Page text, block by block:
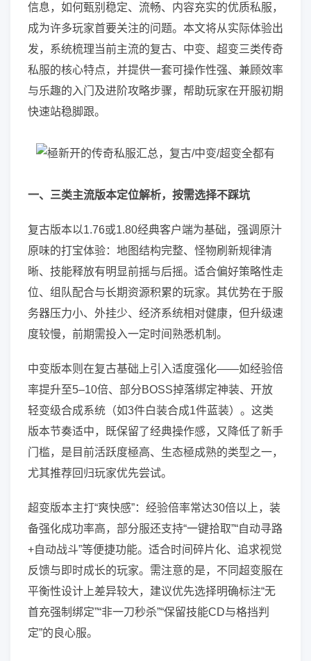
信息，如何甄别稳定、流畅、内容充实的优质私服，
成为许多玩家首要关注的问题。本文将从实际体验出
发，系统梳理当前主流的复古、中变、超变三类传奇
私服的核心特点，并提供一套可操作性强、兼顾效率
与乐趣的入门及进阶攻略步骤，帮助玩家在开服初期
快速站稳脚跟。
一、三类主流版本定位解析，按需选择不踩坑
复古版本以1.76或1.80经典客户端为基础，强调原汁
原味的打宝体验：地图结构完整、怪物刷新规律清
晰、技能释放有明显前摇与后摇。适合偏好策略性走
位、组队配合与长期资源积累的玩家。其优势在于服
务器压力小、外挂少、经济系统相对健康，但升级速
度较慢，前期需投入一定时间熟悉机制。
中变版本则在复古基础上引入适度强化——如经验倍
率提升至5–10倍、部分BOSS掉落绑定神装、开放
轻变级合成系统（如3件白装合成1件蓝装）。这类
版本节奏适中，既保留了经典操作感，又降低了新手
门槛，是目前活跃度極高、生态極成熟的类型之一，
尤其推荐回归玩家优先尝试。
超变版本主打“爽快感”：经验倍率常达30倍以上，装
备强化成功率高，部分服还支持“一键拾取”“自动寻路
+自动战斗”等便捷功能。适合时间碎片化、追求视觉
反馈与即时成长的玩家。需注意的是，不同超变服在
平衡性设计上差异较大，建议优先选择明确标注“无
首充强制绑定”“非一刀秒杀”“保留技能CD与格挡判
定”的良心服。